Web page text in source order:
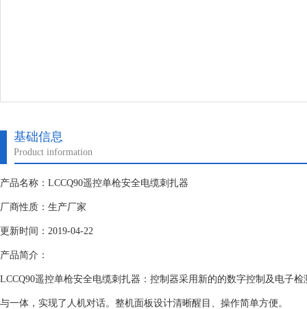
基础信息
Product information
产品名称：LCCQ90遥控单枪安全电缆刺扎器
厂商性质：生产厂家
更新时间：2019-04-22
产品简介：
LCCQ90遥控单枪安全电缆刺扎器：控制器采用新的的数字控制及电子
与一体，实现了人机对话。整机面板设计清晰醒目、操作简单方便。